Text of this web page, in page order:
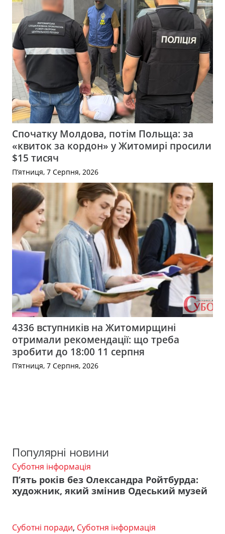
Спочатку Молдова, потім Польща: за
«квиток за кордон» у Житомирі просили
$15 тисяч
П’ятниця, 7 Серпня, 2026
4336 вступників на Житомирщині
отримали рекомендації: що треба
зробити до 18:00 11 серпня
П’ятниця, 7 Серпня, 2026
Популярні новини
Суботня інформація
П’ять років без Олександра Ройтбурда:
художник, який змінив Одеський музей
Суботні поради, Суботня інформація